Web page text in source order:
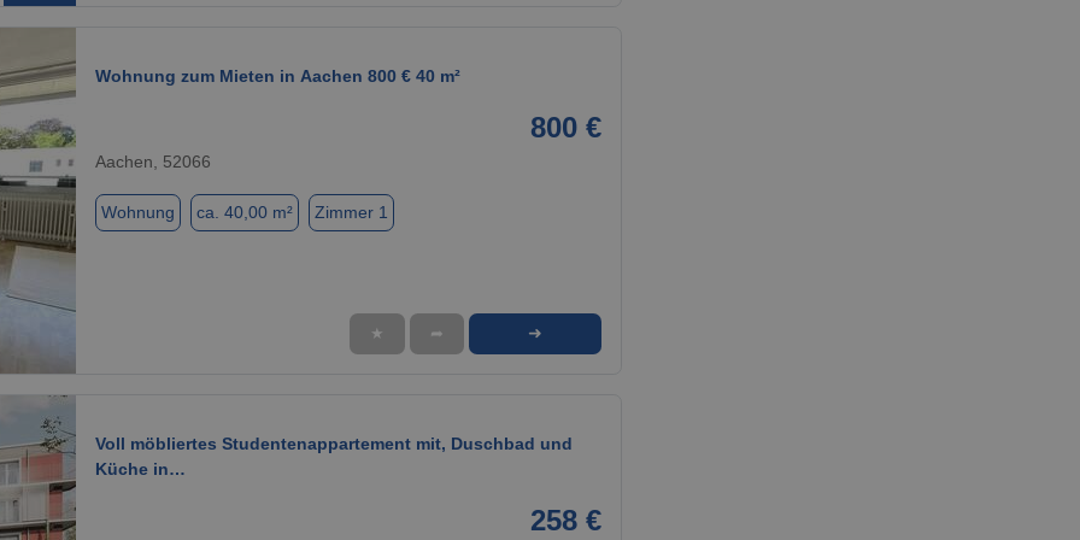
Wohnung zum Mieten in Aachen 800 € 40 m²
800 €
Aachen, 52066
Wohnung ca. 40,00 m² Zimmer 1
★ ➦ ➜
Voll möbliertes Studentenappartement mit, Duschbad und
Küche in…
258 €